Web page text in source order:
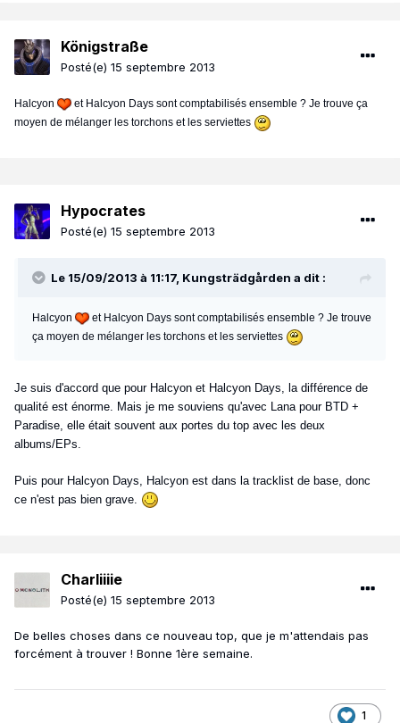
Königstraße
Posté(e) 15 septembre 2013
Halcyon
et Halcyon Days sont comptabilisés ensemble ? Je trouve ça
moyen de mélanger les torchons et les serviettes
Hypocrates
Posté(e) 15 septembre 2013
Le 15/09/2013 à 11:17, Kungsträdgården a dit :
Halcyon
et Halcyon Days sont comptabilisés ensemble ? Je trouve
ça moyen de mélanger les torchons et les serviettes
Je suis d'accord que pour Halcyon et Halcyon Days, la différence de
qualité est énorme. Mais je me souviens qu'avec Lana pour BTD +
Paradise, elle était souvent aux portes du top avec les deux
albums/EPs.
Puis pour Halcyon Days, Halcyon est dans la tracklist de base, donc
ce n'est pas bien grave.
Charliiiie
Posté(e) 15 septembre 2013
De belles choses dans ce nouveau top, que je m'attendais pas
forcément à trouver ! Bonne 1ère semaine.
1